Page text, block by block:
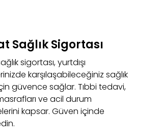
Sağlık Sigortası
sigortası, yurtdışı
karşılaşabileceğiniz sağlık
güvence sağlar. Tıbbi tedavi,
ve acil durum
kapsar. Güven içinde